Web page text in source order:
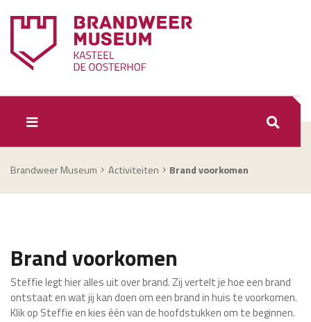
ZOEKEN
Brandweer Museum Activiteiten Brand voorkomen
Brand voorkomen
Steffie legt hier alles uit over brand. Zij vertelt je hoe een brand
ontstaat en wat jij kan doen om een brand in huis te voorkomen.
Klik op Steffie en kies één van de hoofdstukken om te beginnen.